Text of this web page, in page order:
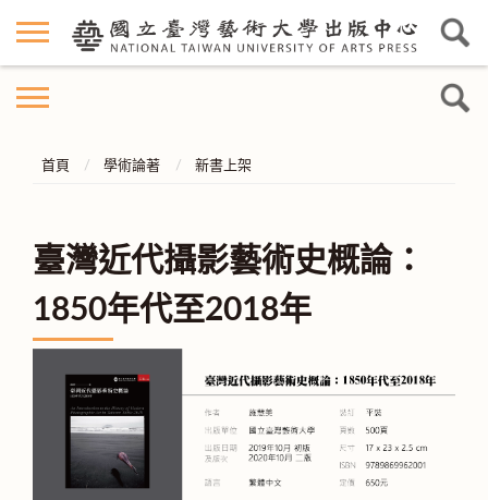
首頁 學術論著 新書上架
臺灣近代攝影藝術史概論：
1850年代至2018年